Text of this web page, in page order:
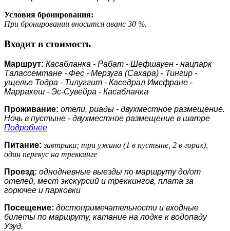
Условия бронирования:
При бронировании вносится аванс 30 %.
Входит в стоимость
Маршрут: Касабланка - Рабат - Шефшауен - нацпарк
Талассемтане - Фес - Мерзуга (Сахара) - Тингир -
ущелье Тодра - Тилуггит - Каседрал Имсфране -
Марракеш - Эс-Сувейра - Касабланка
Проживание: отели, риады - двухместное размещение.
Ночь в пустыне - двухместное размещение в шатре
Подробнее
Питание: завтраки; три ужина (1 в пустыне, 2 в горах)
один перекус на треккинге
Проезд: однодневные выезды по маршруту до/от
отелей, мест экскурсий и треккингов, плата за
горючее и парковки
Посещение: достопримечательности и входные
билеты по маршруту, катание на лодке к водопаду
Узуд.